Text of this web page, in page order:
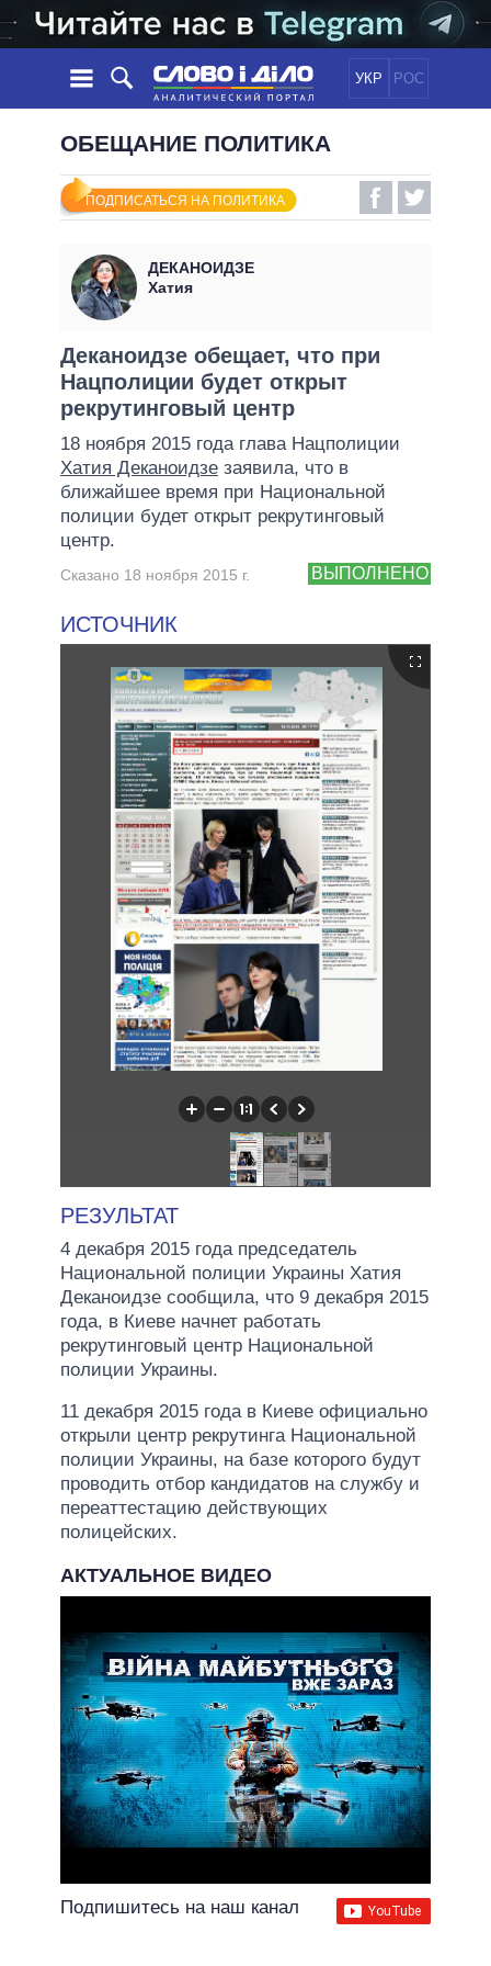
УКР РОС
НОВОСТИ
ЛЕНТА
СОБЫТИЯ
СТАТЬИ
МНЕНИЯ
ОБЗОРЫ
ДАЙДЖЕСТЫ
ПОЛИТИКА
ЭКОНОМИКА
ОБЕЩАНИЯ
ВСЕ ПОЛИТИКИ
ПРЕЗИДЕНТ И ОФИС
ВЕРХОВНАЯ РАДА
КАБИНЕТ МИНИСТРОВ
ГЛАВЫ ОБЛАДМИНИСТРАЦИЙ
МЭРЫ
ВСЕ ПЕРСОНЫ
ИНФОГРАФИКА
ПОДДЕРЖАТЬ
ОБЕЩАНИЕ ПОЛИТИКА
ПОДПИСАТЬСЯ НА ПОЛИТИКА
ДЕКАНОИДЗЕ
Хатия
Деканоидзе обещает, что при
Нацполиции будет открыт
рекрутинговый центр
18 ноября 2015 года глава Нацполиции
Хатия Деканоидзе заявила, что в
ближайшее время при Национальной
полиции будет открыт рекрутинговый
центр.
ВЫПОЛНЕНО
Сказано 18 ноября 2015 г.
ИСТОЧНИК
РЕЗУЛЬТАТ
4 декабря 2015 года председатель
Национальной полиции Украины Хатия
Деканоидзе сообщила, что 9 декабря 2015
года, в Киеве начнет работать
рекрутинговый центр Национальной
полиции Украины.
11 декабря 2015 года в Киеве официально
открыли центр рекрутинга Национальной
полиции Украины, на базе которого будут
проводить отбор кандидатов на службу и
переаттестацию действующих
полицейских.
АКТУАЛЬНОЕ ВИДЕО
Подпишитесь на наш канал